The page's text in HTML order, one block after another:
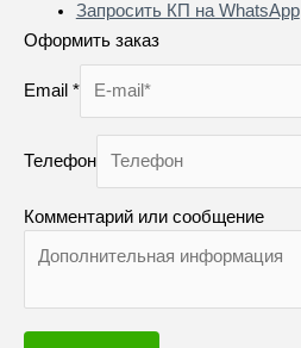
Запросить КП на WhatsApp
Оформить заказ
Email *
Телефон
Комментарий или сообщение